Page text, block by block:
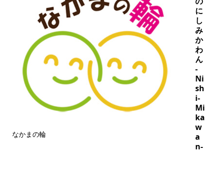
なかまの輪
に
し
み
か
わ
ん
-
Ni
sh
i-
Mi
ka
w
a
n-